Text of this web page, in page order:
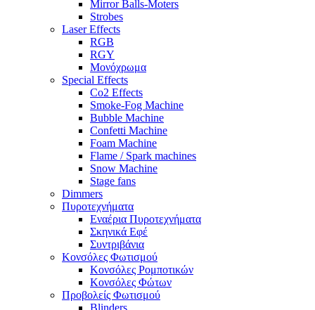
Mirror Balls-Moters
Strobes
Laser Effects
RGB
RGY
Μονόχρωμα
Special Effects
Co2 Effects
Smoke-Fog Machine
Bubble Machine
Confetti Machine
Foam Machine
Flame / Spark machines
Snow Machine
Stage fans
Dimmers
Πυροτεχνήματα
Εναέρια Πυροτεχνήματα
Σκηνικά Εφέ
Συντριβάνια
Κονσόλες Φωτισμού
Κονσόλες Ρομποτικών
Κονσόλες Φώτων
Προβολείς Φωτισμού
Blinders